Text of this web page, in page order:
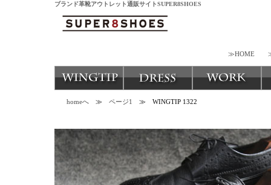
ブランド革靴アウトレット通販サイトSUPER8SHOES
≫HOME
homeへ ≫ ページ1 ≫ WINGTIP 1322